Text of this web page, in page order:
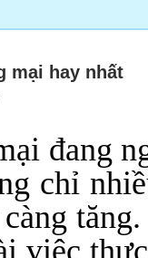
mại hay nhất
đang
chỉ
việc